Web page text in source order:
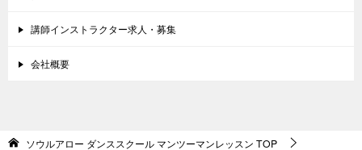
講師インストラクター求人・募集
会社概要
ソウルアロー ダンススクール マンツーマンレッスン TOP